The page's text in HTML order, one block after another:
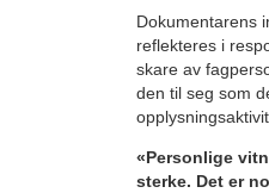
Dokumentarens
reflekteres i
skare av
den til seg som
«Personlige
sterke. Det er